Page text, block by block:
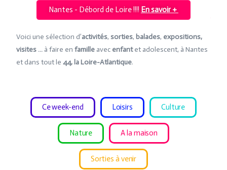
Voici une sélection d’activités, sorties, balades, expositions,
visites … à faire enfamille avec enfantet adolescent, à Nantes
et dans tout le44, la Loire-Atlantique.
Ce week-end Loisirs Culture
Nature A la maison
Sorties à venir